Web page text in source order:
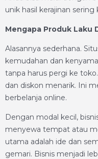
unik hasil kerajinan
Mengapa Produk Laku
Alasannya sederhana.
kemudahan dan
tanpa harus pergi ke
dan diskon menarik. Ini
berbelanja online.
Dengan modal kecil,
menyewa tempat atau
utama adalah ide dan
gemari. Bisnis menjadi